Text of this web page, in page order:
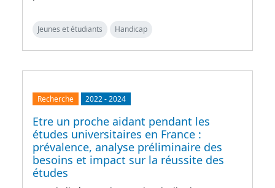
Jeunes et étudiants Handicap
Recherche 2022-2024
Etre un proche aidant pendant les
études universitaires en France :
prévalence, analyse préliminaire des
besoins et impact sur la réussite des
études